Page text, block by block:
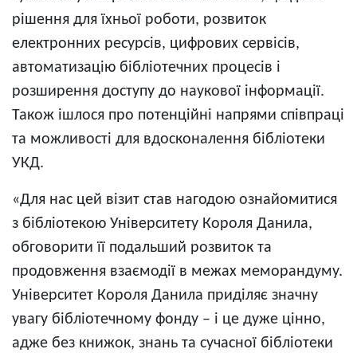
рішення для їхньої роботи, розвиток
електронних ресурсів, цифрових сервісів,
автоматизацію бібліотечних процесів і
розширення доступу до наукової інформації.
Також ішлося про потенційні напрями співпраці
та можливості для вдосконалення бібліотеки
УКД.
«Для нас цей візит став нагодою ознайомитися
з бібліотекою Університету Короля Данила,
обговорити її подальший розвиток та
продовження взаємодії в межах меморандуму.
Університет Короля Данила приділяє значну
увагу бібліотечному фонду – і це дуже цінно,
адже без книжок, знань та сучасної бібліотеки